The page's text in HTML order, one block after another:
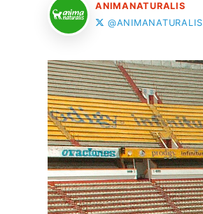
ANIMANATURALIS
@ANIMANATURALIS